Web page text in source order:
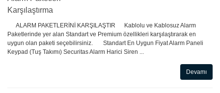
Karşılaştırma
ALARM PAKETLERİNİ KARŞILAŞTIR Kablolu ve Kablosuz Alarm
Paketlerinde yer alan Standart ve Premium özellikleri karşılaştırarak en
uygun olan paketi seçebilirsiniz. Standart En Uygun Fiyat Alarm Paneli
Keypad (Tuş Takımı) Securitas Alarm Harici Siren ...
Devamı